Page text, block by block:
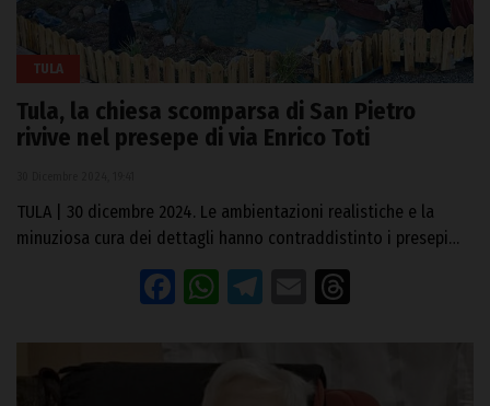
TULA
Tula, la chiesa scomparsa di San Pietro
rivive nel presepe di via Enrico Toti
TULA | 30 dicembre 2024. Le ambientazioni realistiche e la
minuziosa cura dei dettagli hanno contraddistinto i presepi…
Facebook
WhatsApp
Telegram
Email